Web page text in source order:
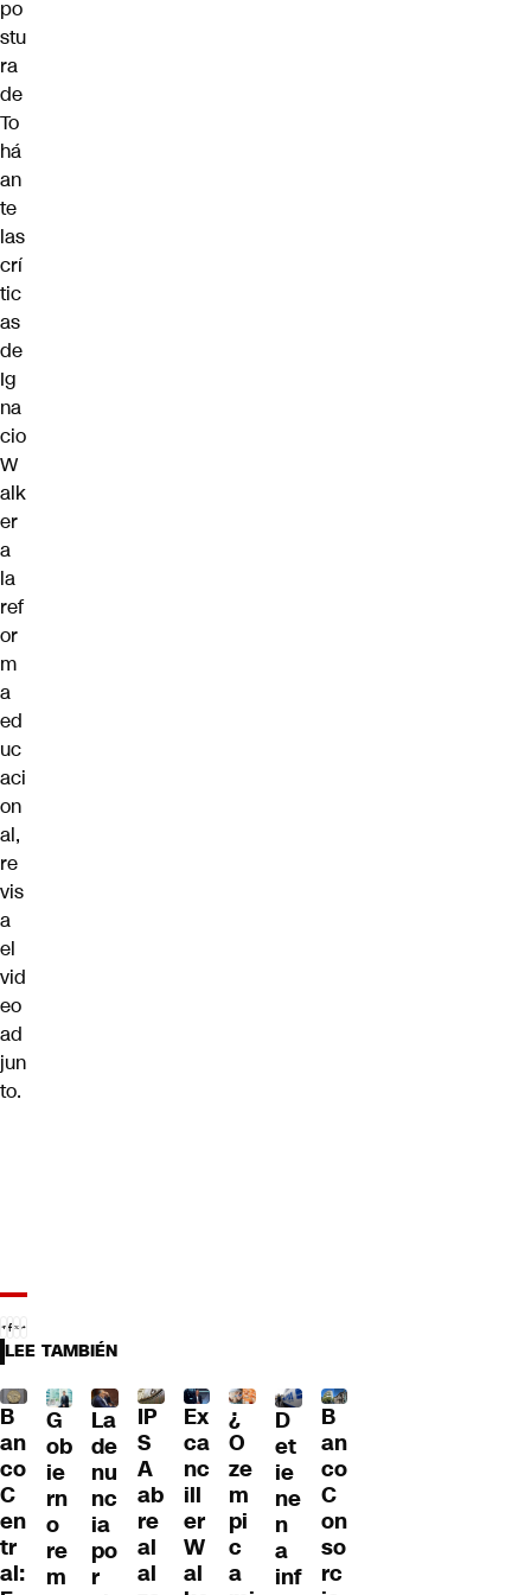
po
stu
ra
de
To
há
an
te
las
crí
tic
as
de
Ig
na
cio
W
alk
er
a
la
ref
or
m
a
ed
uc
aci
on
al,
re
vis
a
el
vid
eo
ad
jun
to.
LEE TAMBIÉN
B
an
co
C
en
tr
al:
G
ob
ie
rn
o
re
m
La
de
nu
nc
ia
po
r
IP
S
A
ab
re
al
al
Ex
ca
nc
ill
er
W
al
¿
O
ze
m
pi
c
a
D
et
ie
ne
n
a
inf
B
an
co
C
on
so
rc